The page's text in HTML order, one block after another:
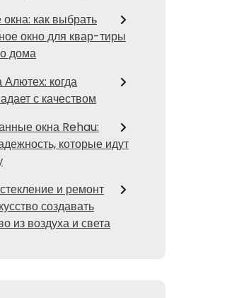
как выбрать
окно для квар-тиры
дома
когда
с качеством
окна Rehau:
которые идут
и ремонт
создавать
из воздуха и света